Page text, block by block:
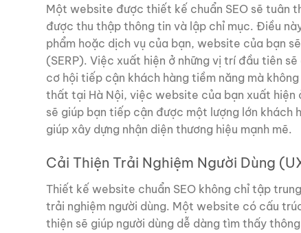
Một website được thiết kế chuẩn SEO sẽ tuân
được thu thập thông tin và lập chỉ mục. Điều
phẩm hoặc dịch vụ của bạn, website của bạn
(SERP). Việc xuất hiện ở những vị trí đầu tiên
cơ hội tiếp cận khách hàng tiềm năng mà
thất tại Hà Nội, việc website của bạn xuất hiện
sẽ giúp bạn tiếp cận được một lượng lớn khách
giúp xây dựng nhận diện thương hiệu mạnh mẽ.
Cải Thiện Trải Nghiệm Người Dùng
Thiết kế website chuẩn SEO không chỉ tập
trải nghiệm người dùng. Một website có cấu
thiện sẽ giúp người dùng dễ dàng tìm thấy